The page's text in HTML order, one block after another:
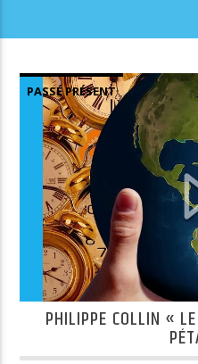
PASSÉ PRÉSENT
PHILIPPE COLLIN «